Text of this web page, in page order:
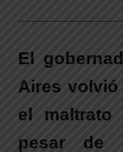
El
Aires volvió
el
pesar de